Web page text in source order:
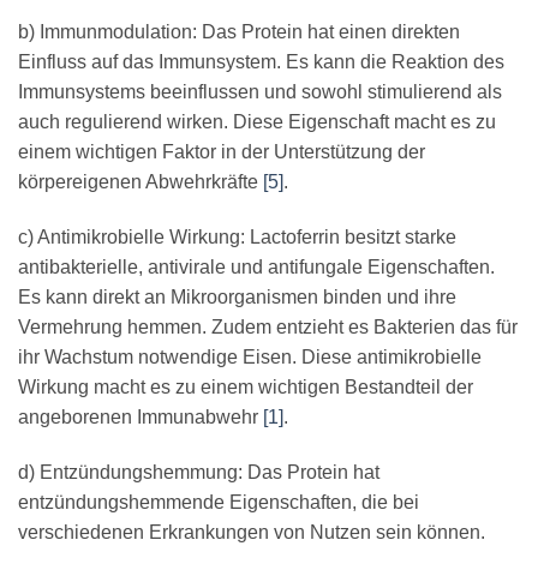
b) Immunmodulation: Das Protein hat einen direkten
Einfluss auf das Immunsystem. Es kann die Reaktion des
Immunsystems beeinflussen und sowohl stimulierend als
auch regulierend wirken. Diese Eigenschaft macht es zu
einem wichtigen Faktor in der Unterstützung der
körpereigenen Abwehrkräfte [5].
c) Antimikrobielle Wirkung: Lactoferrin besitzt starke
antibakterielle, antivirale und antifungale Eigenschaften.
Es kann direkt an Mikroorganismen binden und ihre
Vermehrung hemmen. Zudem entzieht es Bakterien das für
ihr Wachstum notwendige Eisen. Diese antimikrobielle
Wirkung macht es zu einem wichtigen Bestandteil der
angeborenen Immunabwehr [1].
d) Entzündungshemmung: Das Protein hat
entzündungshemmende Eigenschaften, die bei
verschiedenen Erkrankungen von Nutzen sein können.